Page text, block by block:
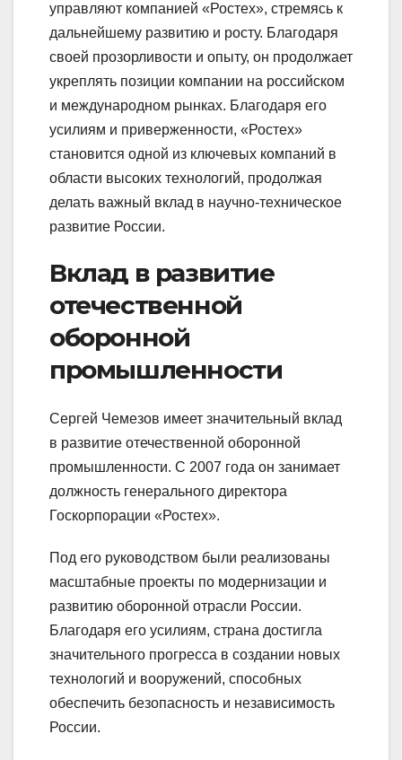
управляют компанией «Ростех», стремясь к
дальнейшему развитию и росту. Благодаря
своей прозорливости и опыту, он продолжает
укреплять позиции компании на российском
и международном рынках. Благодаря его
усилиям и приверженности, «Ростех»
становится одной из ключевых компаний в
области высоких технологий, продолжая
делать важный вклад в научно-техническое
развитие России.
Вклад в развитие
отечественной
оборонной
промышленности
Сергей Чемезов имеет значительный вклад
в развитие отечественной оборонной
промышленности. С 2007 года он занимает
должность генерального директора
Госкорпорации «Ростех».
Под его руководством были реализованы
масштабные проекты по модернизации и
развитию оборонной отрасли России.
Благодаря его усилиям, страна достигла
значительного прогресса в создании новых
технологий и вооружений, способных
обеспечить безопасность и независимость
России.